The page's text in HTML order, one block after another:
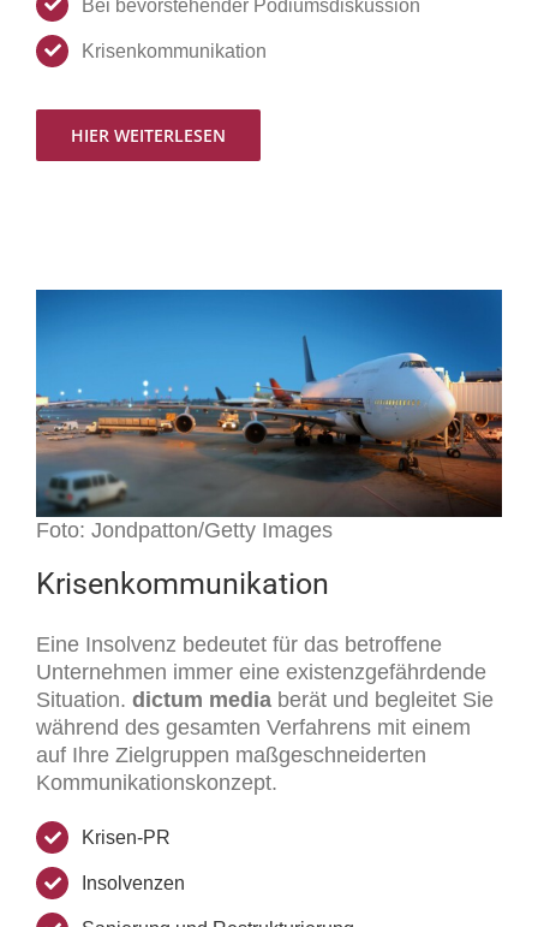
Bei bevorstehender Podiumsdiskussion
Krisenkommunikation
HIER WEITERLESEN
Foto: Jondpatton/Getty Images
Krisenkommunikation
Eine Insolvenz bedeutet für das betroffene
Unternehmen immer eine existenzgefährdende
Situation. dictum media berät und begleitet Sie
während des gesamten Verfahrens mit einem
auf Ihre Zielgruppen maßgeschneiderten
Kommunikationskonzept.
Krisen-PR
Insolvenzen